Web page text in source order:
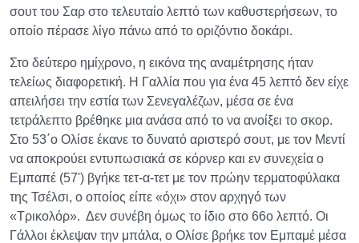
σουτ του Σαρ στο τελευταίο λεπτό των καθυστερήσεων, το
οποίο πέρασε λίγο πάνω από το οριζόντιο δοκάρι.
Στο δεύτερο ημίχρονο, η εικόνα της αναμέτρησης ήταν
τελείως διαφορετική. Η Γαλλία που για ένα 45 λεπτό δεν είχε
απειλήσει την εστία των Σενεγαλέζων, μέσα σε ένα
τετράλεπτο βρέθηκε μια ανάσα από το να ανοίξει το σκορ.
Στο 53΄ο Ολίσε έκανε το δυνατό αριστερό σουτ, με τον Μεντί
να αποκρούει εντυπωσιακά σε κόρνερ και εν συνεχεία ο
Εμπαπέ (57') βγήκε τετ-α-τετ με τον πρώην τερματοφύλακα
της Τσέλσι, ο οποίος είπε «όχι» στον αρχηγό των
«Τρικολόρ». Δεν συνέβη όμως το ίδιο στο 66ο λεπτό. Οι
Γάλλοι έκλεψαν την μπάλα, ο Ολίσε βρήκε τον Εμπαμέ μέσα